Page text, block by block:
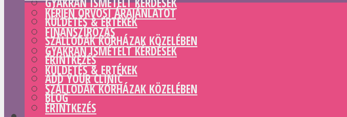
KÜLDETÉS & ERTÉKEK
SZÁLLODÁK KÓRHÁZAK KÖZELÉBEN
ÉRINTKEZÉS
ADD YOUR CLINIC
BLOG
KÉRJEN ORVOSI ÁRAJÁNLATOT
FINANSZÍROZÁS
GYAKRAN ISMÉTELT KÉRDÉSEK
KÜLDETÉS & ERTÉKEK
SZÁLLODÁK KÓRHÁZAK KÖZELÉBEN
ÉRINTKEZÉS